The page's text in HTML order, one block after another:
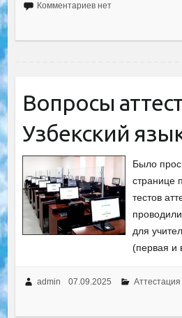
Комментариев нет
Вопросы
Узбекский
Было
странице
тестов
для
(первая и
admin 07.09.2025 Аттестация